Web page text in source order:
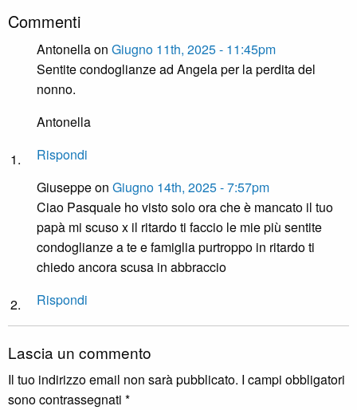
Commenti
Antonella on Giugno 11th, 2025 - 11:45pm
Sentite condoglianze ad Angela per la perdita del
nonno.
Antonella
Rispondi
Giuseppe on Giugno 14th, 2025 - 7:57pm
Ciao Pasquale ho visto solo ora che è mancato il tuo
papà mi scuso x il ritardo ti faccio le mie più sentite
condoglianze a te e famiglia purtroppo in ritardo ti
chiedo ancora scusa in abbraccio
Rispondi
Lascia un commento
Il tuo indirizzo email non sarà pubblicato. I campi obbligatori
sono contrassegnati *